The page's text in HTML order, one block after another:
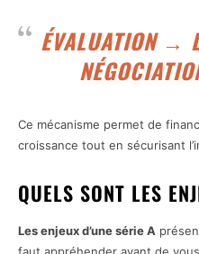
ÉVALUATION →
Ce mécanisme permet de
croissance tout en sécurisant
QUELS SONT LES
Les enjeux d’une série A